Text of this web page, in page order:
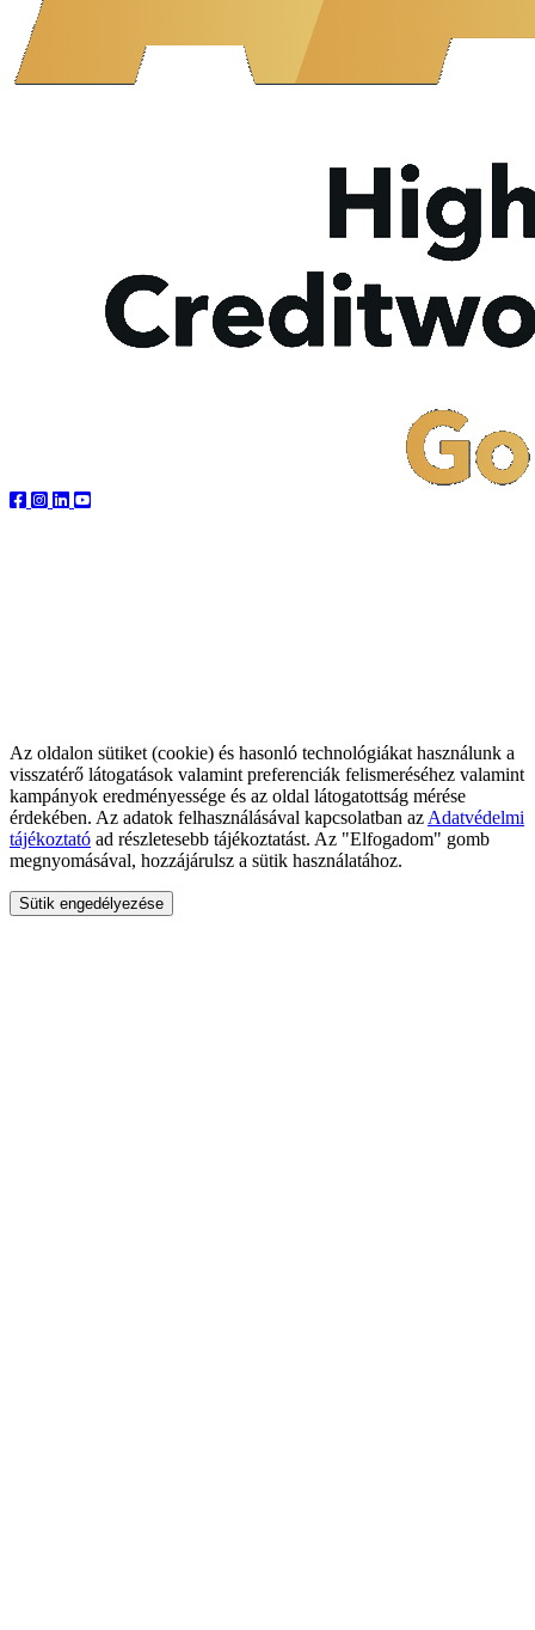
Az oldalon sütiket (cookie) és hasonló technológiákat használunk a
visszatérő látogatások valamint preferenciák felismeréséhez valamint
kampányok eredményessége és az oldal látogatottság mérése
érdekében. Az adatok felhasználásával kapcsolatban az Adatvédelmi
tájékoztató ad részletesebb tájékoztatást. Az "Elfogadom" gomb
megnyomásával, hozzájárulsz a sütik használatához.
Sütik engedélyezése